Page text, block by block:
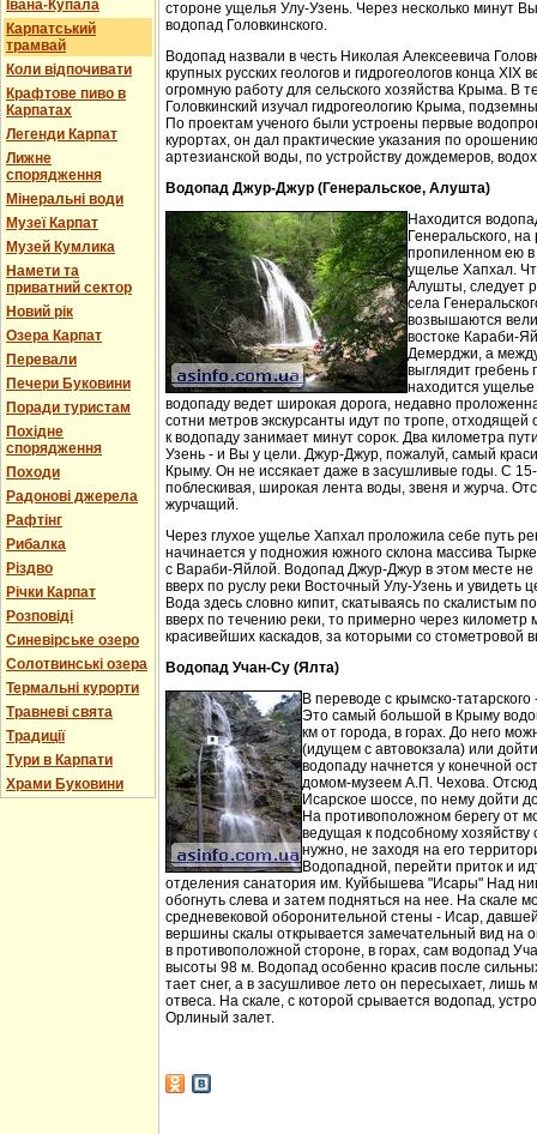
Івана-Купала
Карпатський
трамвай
Коли відпочивати
Крафтове пиво в
Карпатах
Легенди Карпат
Лижне
спорядження
Мінеральні води
Музеї Карпат
Музей Кумлика
Намети та
приватний сектор
Новий рік
Озера Карпат
Перевали
Печери Буковини
Поради туристам
Похідне
спорядження
Походи
Радонові джерела
Рафтінг
Рибалка
Різдво
Річки Карпат
Розповіді
Синевірське озеро
Солотвинські озера
Термальні курорти
Травневі свята
Традиції
Тури в Карпати
Храми Буковини
стороне ущелья Улу-Узень. Через несколько минут
водопад Головкинского.
Водопад назвали в честь Николая Алексеевича
крупных русских геологов и гидрогеологов конца XIX
огромную работу для сельского хозяйства Крыма. В
Головкинский изучал гидрогеологию Крыма,
По проектам ученого были устроены первые
курортах, он дал практические указания по
артезианской воды, по устройству дождемеров,
Водопад Джур-Джур (Генеральское, Алушта)
Находится
Генеральского,
пропиленном ею в
ущелье Хапхал.
Алушты, следует
села
возвышаются
востоке Караби-
Демерджи, а
выглядит гребень
находится
водопаду ведет широкая дорога, недавно
сотни метров экскурсанты идут по тропе, отходящей
к водопаду занимает минут сорок. Два километра
Узень - и Вы у цели. Джур-Джур, пожалуй, самый
Крыму. Он не иссякает даже в засушливые годы. С
поблескивая, широкая лента воды, звеня и журча.
журчащий.
Через глухое ущелье Хапхал проложила себе путь
начинается у подножия южного склона массива
с Вараби-Яйлой. Водопад Джур-Джур в этом месте
вверх по руслу реки Восточный Улу-Узень и увидеть
Вода здесь словно кипит, скатываясь по скалистым
вверх по течению реки, то примерно через километр
красивейших каскадов, за которыми со стометровой
Водопад Учан-Су (Ялта)
В переводе с крымско-
Это самый большой в Крыму
км от города, в горах. До него
(идущем с автовокзала) или
водопаду начнется у конечной
домом-музеем А.П. Чехова.
Исарское шоссе, по нему дойти
На противоположном берегу от
ведущая к подсобному
нужно, не заходя на его
Водопадной, перейти приток и
отделения санатория им. Куйбышева "Исары" Над
обогнуть слева и затем подняться на нее. На скале
средневековой оборонительной стены - Исар,
вершины скалы открывается замечательный вид на
в противоположной стороне, в горах, сам водопад
высоты 98 м. Водопад особенно красив после
тает снег, а в засушливое лето он пересыхает, лишь
отвеса. На скале, с которой срывается водопад,
Орлиный залет.